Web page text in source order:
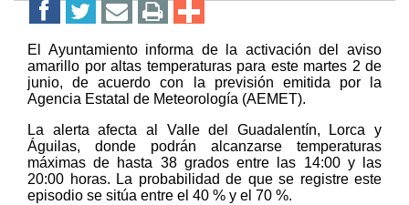
El Ayuntamiento informa de la activación del aviso
amarillo por altas temperaturas para este martes 2 de
junio, de acuerdo con la previsión emitida por la
Agencia Estatal de Meteorología (AEMET).
La alerta afecta al Valle del Guadalentín, Lorca y
Águilas, donde podrán alcanzarse temperaturas
máximas de hasta 38 grados entre las 14:00 y las
20:00 horas. La probabilidad de que se registre este
episodio se sitúa entre el 40 % y el 70 %.